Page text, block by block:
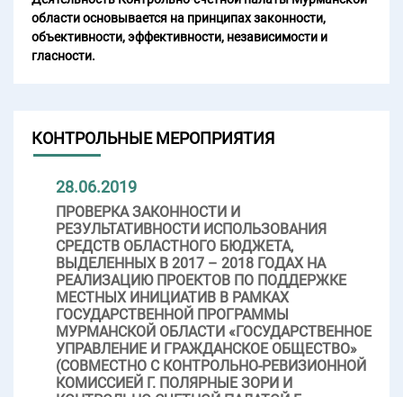
области основывается на принципах законности,
объективности, эффективности, независимости и
гласности.
КОНТРОЛЬНЫЕ МЕРОПРИЯТИЯ
28.06.2019
ПРОВЕРКА ЗАКОННОСТИ И
РЕЗУЛЬТАТИВНОСТИ ИСПОЛЬЗОВАНИЯ
СРЕДСТВ ОБЛАСТНОГО БЮДЖЕТА,
ВЫДЕЛЕННЫХ В 2017 – 2018 ГОДАХ НА
РЕАЛИЗАЦИЮ ПРОЕКТОВ ПО ПОДДЕРЖКЕ
МЕСТНЫХ ИНИЦИАТИВ В РАМКАХ
ГОСУДАРСТВЕННОЙ ПРОГРАММЫ
МУРМАНСКОЙ ОБЛАСТИ «ГОСУДАРСТВЕННОЕ
УПРАВЛЕНИЕ И ГРАЖДАНСКОЕ ОБЩЕСТВО»
(СОВМЕСТНО С КОНТРОЛЬНО-РЕВИЗИОННОЙ
КОМИССИЕЙ Г. ПОЛЯРНЫЕ ЗОРИ И